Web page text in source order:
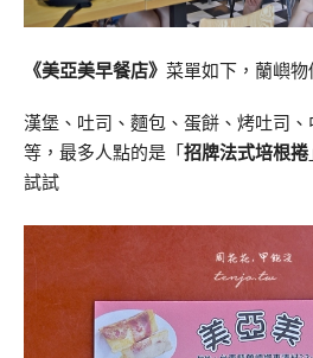
《美亞美早餐店》 菜單如下，蘭嶼
漢堡、吐司、麵包、蛋餅、烤吐司
等，最多人點的是「招牌法式培根捲
試試